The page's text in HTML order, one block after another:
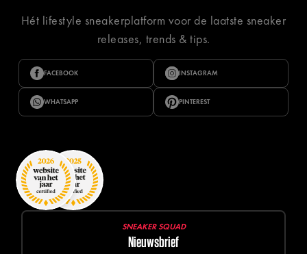
Hét lifestyle sneakerplatform voor de laatste sneaker
releases, trends & tips.
FACEBOOK INSTAGRAM
WHATSAPP PINTEREST
SNEAKER SQUAD
Nieuwsbrief